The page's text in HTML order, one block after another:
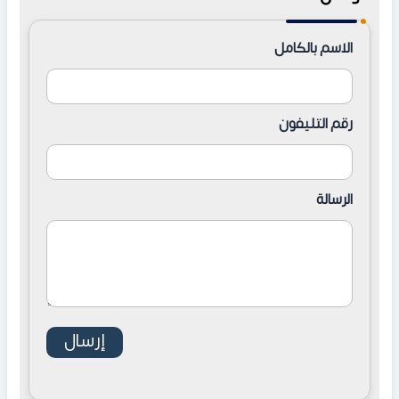
والساحل الشمالي وشرم الشيخ وعيون موسى ورأس سدر.
الاسم بالكامل
رقم التليفون
الرسالة